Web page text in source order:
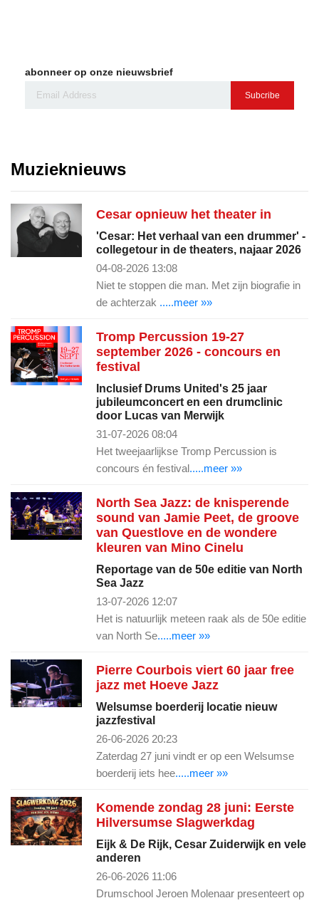
abonneer op onze nieuwsbrief
Subcribe
Muzieknieuws
Cesar opnieuw het theater in
'Cesar: Het verhaal van een drummer' -
collegetour in de theaters, najaar 2026
04-08-2026 13:08
Niet te stoppen die man. Met zijn biografie in
de achterzak .....meer »»
Tromp Percussion 19-27
september 2026 - concours en
festival
Inclusief Drums United's 25 jaar
jubileumconcert en een drumclinic
door Lucas van Merwijk
31-07-2026 08:04
Het tweejaarlijkse Tromp Percussion is
concours én festival.....meer »»
North Sea Jazz: de knisperende
sound van Jamie Peet, de groove
van Questlove en de wondere
kleuren van Mino Cinelu
Reportage van de 50e editie van North
Sea Jazz
13-07-2026 12:07
Het is natuurlijk meteen raak als de 50e editie
van North Se.....meer »»
Pierre Courbois viert 60 jaar free
jazz met Hoeve Jazz
Welsumse boerderij locatie nieuw
jazzfestival
26-06-2026 20:23
Zaterdag 27 juni vindt er op een Welsumse
boerderij iets hee.....meer »»
Komende zondag 28 juni: Eerste
Hilversumse Slagwerkdag
Eijk & De Rijk, Cesar Zuiderwijk en vele
anderen
26-06-2026 11:06
Drumschool Jeroen Molenaar presenteert op